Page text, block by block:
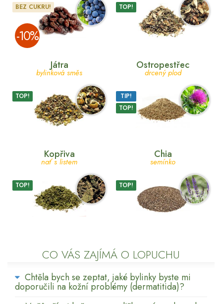
BEZ CUKRU!
­-10%
TOP!
Játra
bylinková směs
TOP!
Ostropestřec
drcený plod
TIP!
TOP!
Kopřiva
nať s listem
TOP!
Chia
semínko
TOP!
CO VÁS ZAJÍMÁ O LOPUCHU
Chtěla bych se zeptat, jaké bylinky byste mi
doporučili na kožní problémy (dermatitida)?